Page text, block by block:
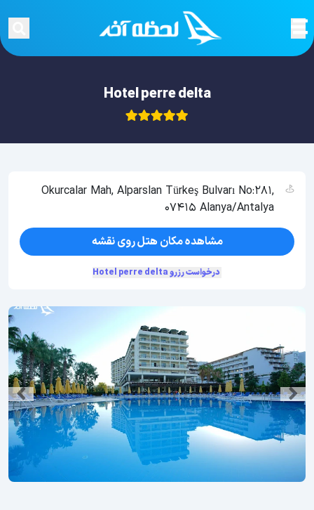
Hotel perre delta
Okurcalar Mah, Alparslan Türkeş Bulvarı No:281,
07415 Alanya/Antalya
مشاهده مکان هتل روی نقشه
درخواست رزرو Hotel perre delta